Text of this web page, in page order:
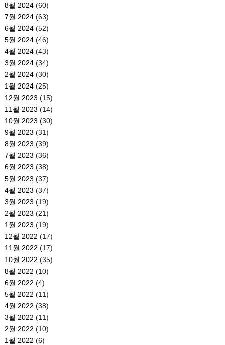
8월 2024(60)
7월 2024(63)
6월 2024(52)
5월 2024(46)
4월 2024(43)
3월 2024(34)
2월 2024(30)
1월 2024(25)
12월 2023 (15)
11월 2023 (14)
10월 2023 (30)
9월 2023 (31)
8월 2023 (39)
7월 2023 (36)
6월 2023 (38)
5월 2023 (37)
4월 2023 (37)
3월 2023 (19)
2월 2023 (21)
1월 2023 (19)
12월 2022 (17)
11월 2022 (17)
10월 2022 (35)
8월 2022 (10)
6월 2022 (4)
5월 2022 (11)
4월 2022 (38)
3월 2022 (11)
2월 2022 (10)
1월 2022 (6)